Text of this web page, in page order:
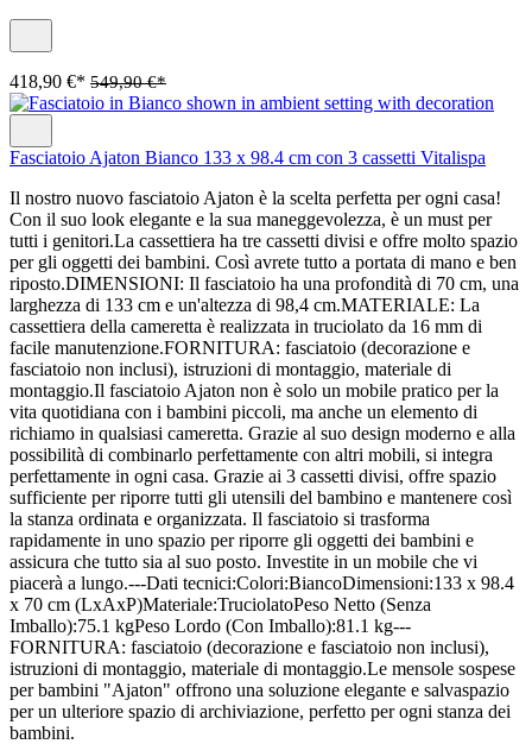
418,90 €* 549,90 €*
Fasciatoio Ajaton Bianco 133 x 98.4 cm con 3 cassetti Vitalispa
Il nostro nuovo fasciatoio Ajaton è la scelta perfetta per ogni casa!
Con il suo look elegante e la sua maneggevolezza, è un must per
tutti i genitori.La cassettiera ha tre cassetti divisi e offre molto spazio
per gli oggetti dei bambini. Così avrete tutto a portata di mano e ben
riposto.DIMENSIONI: Il fasciatoio ha una profondità di 70 cm, una
larghezza di 133 cm e un'altezza di 98,4 cm.MATERIALE: La
cassettiera della cameretta è realizzata in truciolato da 16 mm di
facile manutenzione.FORNITURA: fasciatoio (decorazione e
fasciatoio non inclusi), istruzioni di montaggio, materiale di
montaggio.Il fasciatoio Ajaton non è solo un mobile pratico per la
vita quotidiana con i bambini piccoli, ma anche un elemento di
richiamo in qualsiasi cameretta. Grazie al suo design moderno e alla
possibilità di combinarlo perfettamente con altri mobili, si integra
perfettamente in ogni casa. Grazie ai 3 cassetti divisi, offre spazio
sufficiente per riporre tutti gli utensili del bambino e mantenere così
la stanza ordinata e organizzata. Il fasciatoio si trasforma
rapidamente in uno spazio per riporre gli oggetti dei bambini e
assicura che tutto sia al suo posto. Investite in un mobile che vi
piacerà a lungo.---Dati tecnici:Colori:BiancoDimensioni:133 x 98.4
x 70 cm (LxAxP)Materiale:TruciolatoPeso Netto (Senza
Imballo):75.1 kgPeso Lordo (Con Imballo):81.1 kg---
FORNITURA: fasciatoio (decorazione e fasciatoio non inclusi),
istruzioni di montaggio, materiale di montaggio.Le mensole sospese
per bambini "Ajaton" offrono una soluzione elegante e salvaspazio
per un ulteriore spazio di archiviazione, perfetto per ogni stanza dei
bambini.